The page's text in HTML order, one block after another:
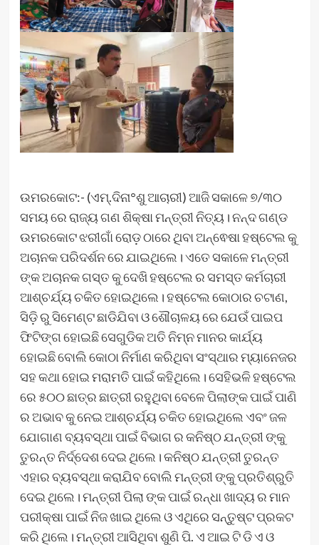
ଉମରକୋଟ:- (ଏମ୍.ଦିନା°ଶୁ ଆଚାରୀ) ଆଜି ସକାଳେ ୭/୩୦
ସମୟ ରେ ରାଜ୍ୟ ଗଣ ଶିକ୍ଷା ମନ୍ତ୍ରୀ ନିତ୍ୟ। ନନ୍ଦ ଗଣ୍ଡ
ଉମରକୋଟ ଝରୀଗାଁ ରୋଡ଼ ଠାରେ ଥିବା ଅନ୍ଵେଷା ହଷ୍ଟେଲ କୁ
ଅଚାନକ ପରିଦର୍ଶନ ରେ ଯାଇଥିଲେ। ଏତେ ସକାଳେ ମନ୍ତ୍ରୀ
ଙ୍କ ଅଚାନକ ଗସ୍ତ କୁ ଦେଖି ହଷ୍ଟେଲ ର ସମସ୍ତ କର୍ମଚାରୀ
ଆଶ୍ଚର୍ଯ୍ୟ ଚକିତ ହୋଇଥିଲେ। ହଷ୍ଟେଲ କୋଠାର ଚଟାଣ,
ସିଡ଼ି ରୁ ସିମେଣ୍ଟ ଛାଡିଯିବା ଓ ଶୌଚାଳୟ ରେ ଯେଉଁ ପାଇପ
ଫିଟିଙ୍ଗ ହୋଇଛି ସେଗୁଡିକ ଅତି ନିମ୍ନ ମାନର କାର୍ଯ୍ୟ
ହୋଇଛି ବୋଲି କୋଠା ନିର୍ମାଣ କରିଥିବା ସଂସ୍ଥାର ମ୍ୟାନେଜର
ସହ କଥା ହୋଇ ମରାମତି ପାଇଁ କହିଥିଲେ। ସେହିଭଳି ହଷ୍ଟେଲ
ରେ ୫୦୦ ଛାତ୍ର ଛାତ୍ରୀ ରହୁଥିବା ବେଳେ ପିଲାଙ୍କ ପାଇଁ ପାଣି
ର ଅଭାବ କୁ ନେଇ ଆଶ୍ଚର୍ଯ୍ୟ ଚକିତ ହୋଇଥିଲେ ଏବଂ ଜଳ
ଯୋଗାଣ ବ୍ୟବସ୍ଥା ପାଇଁ ବିଭାଗ ର କନିଷ୍ଠ ଯନ୍ତ୍ରୀ ଙ୍କୁ
ତୁରନ୍ତ ନିର୍ଦ୍ଦେଶ ଦେଇ ଥିଲେ। କନିଷ୍ଠ ଯନ୍ତ୍ରୀ ତୁରନ୍ତ
ଏହାର ବ୍ୟବସ୍ଥା କରାଯିବ ବୋଲି ମନ୍ତ୍ରୀ ଙ୍କୁ ପ୍ରତିଶ୍ରୁତି
ଦେଇ ଥିଲେ। ମନ୍ତ୍ରୀ ପିଲା ଙ୍କ ପାଇଁ ରନ୍ଧା ଖାଦ୍ୟ ର ମାନ
ପରୀକ୍ଷା ପାଇଁ ନିଜ ଖାଇ ଥିଲେ ଓ ଏଥିରେ ସନ୍ତୁଷ୍ଟ ପ୍ରକଟ
କରି ଥିଲେ। ମନ୍ତ୍ରୀ ଆସିଥିବା ଶୁଣି ପି. ଏ ଆଇ ଟି ଡି ଏ ଓ